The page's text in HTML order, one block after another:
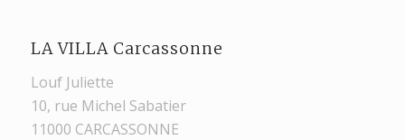
LA VILLA Carcassonne
Louf Juliette
10, rue Michel Sabatier
11000 CARCASSONNE